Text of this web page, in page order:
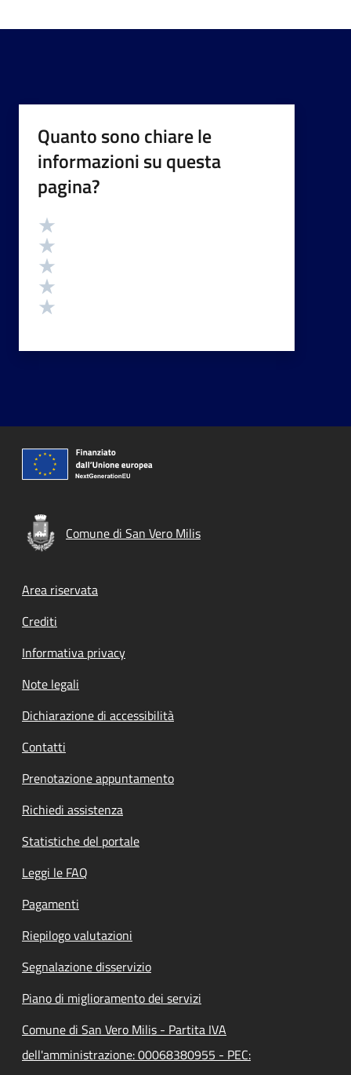
Quanto sono chiare le
informazioni su questa
pagina?
Valutazione
Comune di San Vero Milis
Footer menu
Area riservata
Crediti
Informativa privacy
Note legali
Dichiarazione di accessibilità
Contatti
Prenotazione appuntamento
Richiedi assistenza
Statistiche del portale
Leggi le FAQ
Pagamenti
Riepilogo valutazioni
Segnalazione disservizio
Piano di miglioramento dei servizi
Comune di San Vero Milis - Partita IVA
dell'amministrazione: 00068380955 - PEC: